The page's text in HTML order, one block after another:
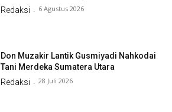
Redaksi - 6 Agustus 2026
Don Muzakir Lantik Gusmiyadi Nahkodai
Tani Merdeka Sumatera Utara
Redaksi - 28 Juli 2026